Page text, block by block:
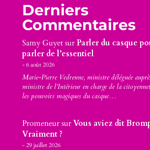
Derniers
Commentaires
Samy GuyetsurParler du casque
parler de l’essentiel
6 août 2026
Marie-Pierre Vedrenne, ministre déléguée
ministre de l’Intérieur en charge de la
les pouvoirs magiques du casque…
PromeneursurVous aviez dit
Vraiment ?
29 juillet 2026